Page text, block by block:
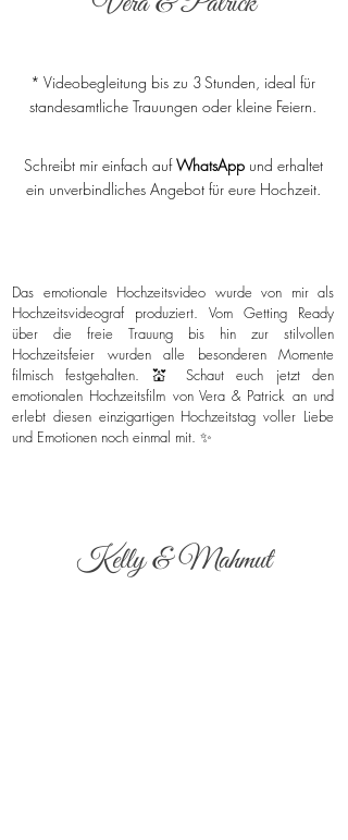
* Videobegleitung bis zu 3 Stunden, ideal für
standesamtliche Trauungen oder kleine Feiern.
Schreibt mir einfach aufWhatsAppund erhaltet
ein unverbindliches Angebot für eure Hochzeit.
Das emotionale Hochzeitsvideo wurde von mir als
Hochzeitsvideograf produziert. Vom Getting Ready
über die freie Trauung bis hin zur stilvollen
Hochzeitsfeier wurden alle besonderen Momente
filmisch festgehalten. 💒 Schaut euch jetzt den
emotionalen Hochzeitsfilm von Vera & Patrick an und
erlebt diesen einzigartigen Hochzeitstag voller Liebe
und Emotionen noch einmal mit. ✨
Kelly & Mahmut